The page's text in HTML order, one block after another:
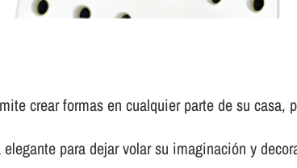
crear formas en cualquier parte de su casa,
para dejar volar su imaginación y